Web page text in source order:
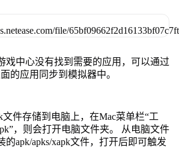
戏中心没有找到需要的应用，可以通过
的应用同步到模拟器中。
文件存储到电脑上，在Mac菜单栏“工
，则会打开电脑文件夹。 从电脑文件
的apk/apks/xapk文件，打开后即可触发